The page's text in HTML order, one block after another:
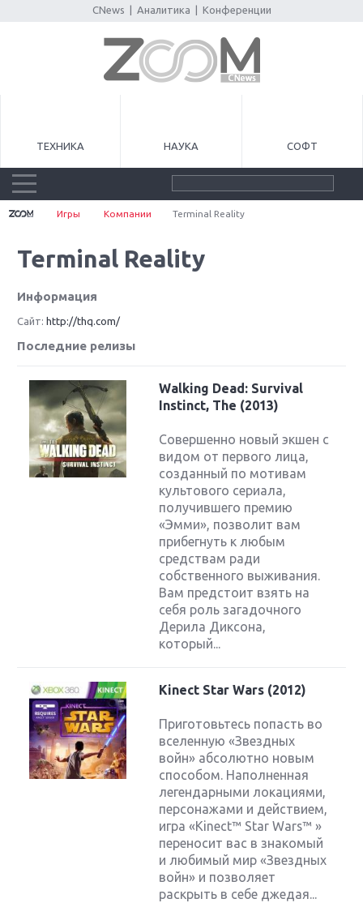
CNews Аналитика Конференции
ТЕХНИКА НАУКА СОФТ
Игры Компании Terminal Reality
Terminal Reality
Информация
Сайт: http://thq.com/
Последние релизы
Walking Dead: Survival
Instinct, The (2013)
Совершенно новый экшен с
видом от первого лица,
созданный по мотивам
культового сериала,
получившего премию
«Эмми», позволит вам
прибегнуть к любым
средствам ради
собственного выживания.
Вам предстоит взять на
себя роль загадочного
Дерила Диксона,
который...
Kinect Star Wars (2012)
Приготовьтесь попасть во
вселенную «Звездных
войн» абсолютно новым
способом. Наполненная
легендарными локациями,
персонажами и действием,
игра «Kinect™ Star Wars™ »
переносит вас в знакомый
и любимый мир «Звездных
войн» и позволяет
раскрыть в себе джедая...